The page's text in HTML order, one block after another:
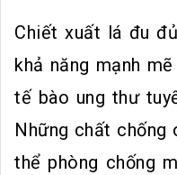
Chiết xuất lá đu
khả năng mạnh
tế bào ung thư
Những chất chống
thể phòng chống